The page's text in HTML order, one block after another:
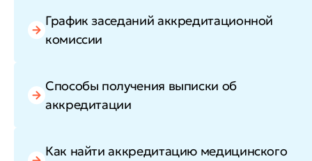
График заседаний аккредитационной
комиссии
Способы получения выписки об
аккредитации
Как найти аккредитацию медицинского